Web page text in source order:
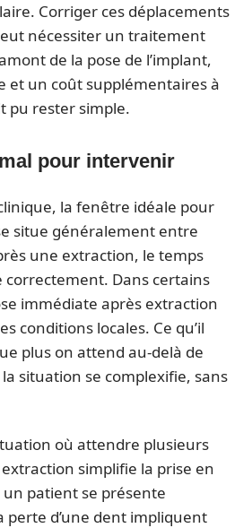
Corriger ces déplacements
nécessiter un traitement
de la pose de l’implant,
et un coût supplémentaires à
pu rester simple.
pour intervenir
la fenêtre idéale pour
situe généralement entre
une extraction, le temps
correctement. Dans certains
immédiate après extraction
conditions locales. Ce qu’il
plus on attend au-delà de
situation se complexifie, sans
où attendre plusieurs
simplifie la prise en
un patient se présente
perte d’une dent impliquent